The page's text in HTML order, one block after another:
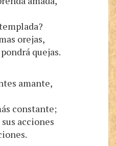
orejas,
quejas.
amante,
constante;
acciones